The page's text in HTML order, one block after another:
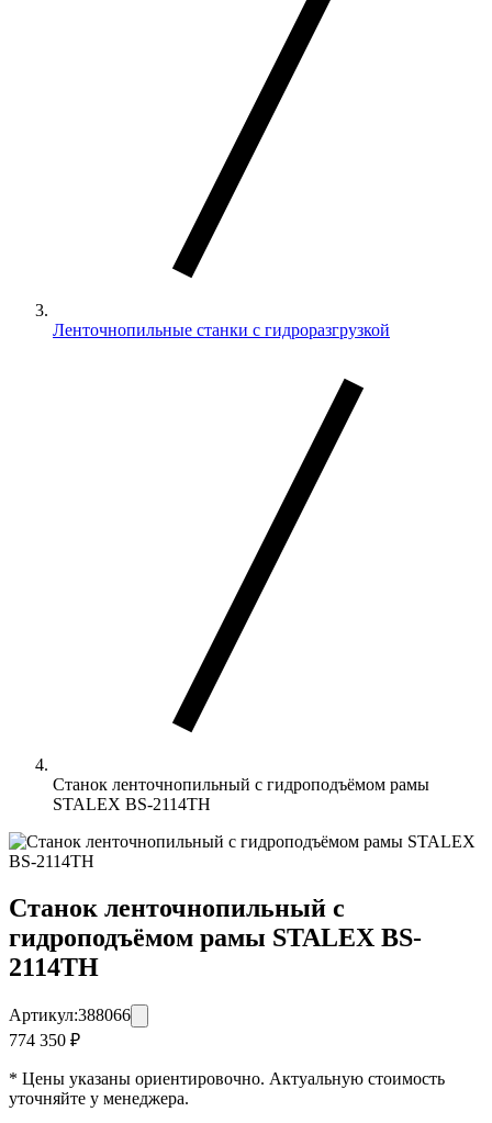
Ленточнопильные станки с гидроразгрузкой
Станок ленточнопильный с гидроподъёмом рамы
STALEX BS-2114ТH
Станок ленточнопильный с
гидроподъёмом рамы STALEX BS-
2114ТH
Артикул:388066
774 350 ₽
* Цены указаны ориентировочно. Актуальную стоимость
уточняйте у менеджера.